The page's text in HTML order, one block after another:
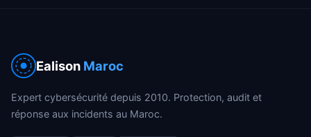
Ealison Maroc
Expert cybersécurité depuis 2010. Protection, audit et
réponse aux incidents au Maroc.